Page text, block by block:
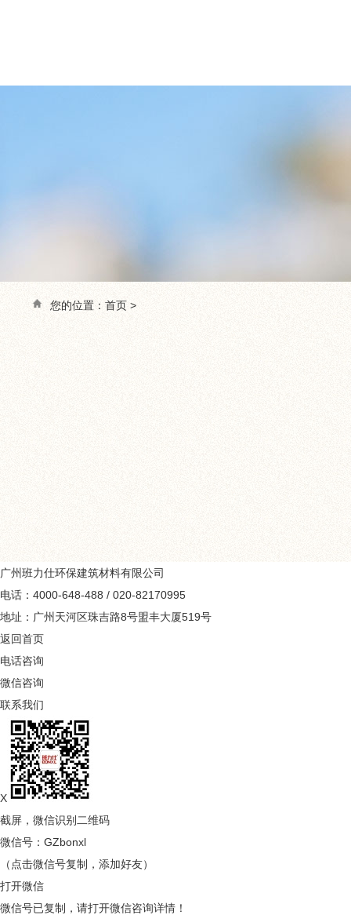
您的位置： 首页 >
广州班力仕环保建筑材料有限公司
电话：4000-648-488 / 020-82170995
地址：广州天河区珠吉路8号盟丰大厦519号
返回首页
电话咨询
微信咨询
联系我们
X
截屏，微信识别二维码
微信号： GZbonxl
（点击微信号复制，添加好友）
打开微信
微信号已复制，请打开微信咨询详情！